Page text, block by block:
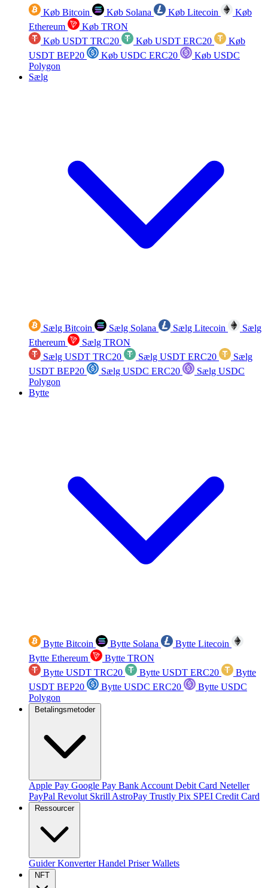
Køb Bitcoin Køb Solana Køb Litecoin
Køb
Ethereum
Køb TRON
Køb USDT TRC20
Køb USDT ERC20
Køb
USDT BEP20
Køb USDC ERC20
Køb USDC
Polygon
Sælg
Sælg Bitcoin Sælg Solana Sælg Litecoin
Sælg
Ethereum
Sælg TRON
Sælg USDT TRC20
Sælg USDT ERC20
Sælg
USDT BEP20
Sælg USDC ERC20
Sælg USDC
Polygon
Bytte
Bytte Bitcoin Bytte Solana
Bytte Litecoin
Bytte Ethereum
Bytte TRON
Bytte USDT TRC20
Bytte USDT ERC20
Bytte
USDT BEP20
Bytte USDC ERC20
Bytte USDC
Polygon
Betalingsmetoder
Apple Pay Google Pay Bank Account Debit Card Neteller
PayPal Revolut Skrill AstroPay Trustly Pix SPEI Credit Card
Ressourcer
GuiderKonverterHandel PriserWallets
NFT